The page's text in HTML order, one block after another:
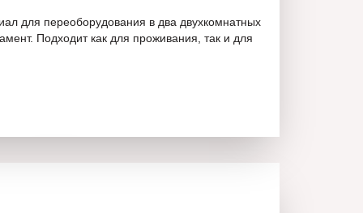
для переоборудования в два двухкомнатных
Подходит как для проживания, так и для